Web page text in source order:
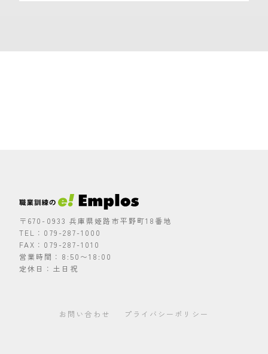
〒670-0933 兵庫県姫路市平野町18番地
TEL：079-287-1000
FAX：079-287-1010
営業時間：8:50〜18:00
定休日：土日祝
お問い合わせ プライバシーポリシー